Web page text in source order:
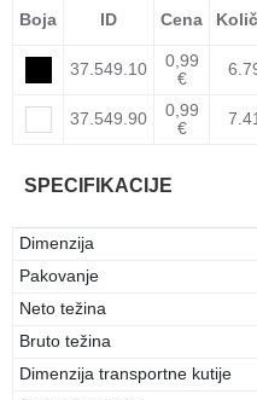
Boja ID Cena
37.549.10
0,99
€
37.549.90
0,99
€
SPECIFIKACIJE
Dimenzija
Pakovanje
Neto težina
Bruto težina
Dimenzija transportne kutije